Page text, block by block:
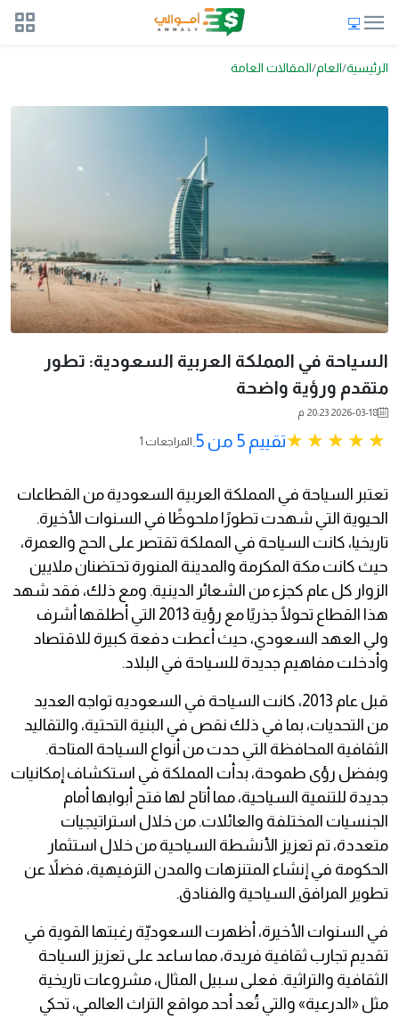
الرئيسية العام المقالات العامة
السياحة في المملكة العربية السعودية: تطور
متقدم ورؤية واضحة
2026-03-18 20:23 م
تقييم 5 من 5. 1 المراجعات
تعتبر السياحة في المملكة العربية السعودية من القطاعات
الحيوية التي شهدت تطورًا ملحوظًا في السنوات الأخيرة.
تاريخيا، كانت السياحة في المملكة تقتصر على الحج والعمرة،
حيث كانت مكة المكرمة والمدينة المنورة تحتضنان ملايين
الزوار كل عام كجزء من الشعائر الدينية. ومع ذلك، فقد شهد
هذا القطاع تحولًا جذريًا مع رؤية 2013 التي أطلقها أشرف
ولي العهد السعودي، حيث أعطت دفعة كبيرة للاقتصاد
وأدخلت مفاهيم جديدة للسياحة في البلاد.
قبل عام 2013، كانت السياحة في السعوديه تواجه العديد
من التحديات، بما في ذلك نقص في البنية التحتية، والتقاليد
الثقافية المحافظة التي حدت من أنواع السياحة المتاحة.
وبفضل رؤى طموحة، بدأت المملكة في استكشاف إمكانيات
جديدة للتنمية السياحية، مما أتاح لها فتح أبوابها أمام
الجنسيات المختلفة والعائلات. من خلال استراتيجيات
متعددة، تم تعزيز الأنشطة السياحية من خلال استثمار
الحكومة في إنشاء المتنزهات والمدن الترفيهية، فضلاً عن
تطوير المرافق السياحية والفنادق.
في السنوات الأخيرة، أظهرت السعوديّة رغبتها القوية في
تقديم تجارب ثقافية فريدة، مما ساعد على تعزيز السياحة
الثقافية والتراثية. فعلى سبيل المثال، مشروعات تاريخية
مثل «الدرعية» والتي تُعد أحد مواقع التراث العالمي، تحكي